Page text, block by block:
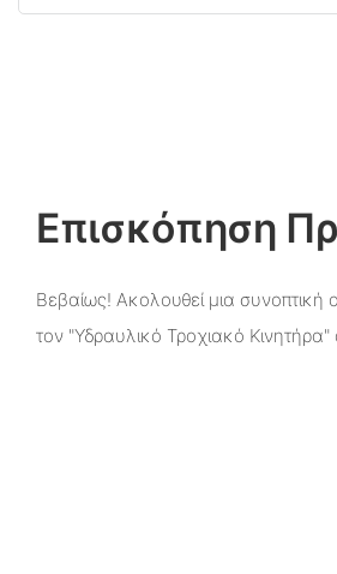
Επισκόπηση
Βεβαίως! Ακολουθεί μια
τον "Υδραυλικό Τροχιακό